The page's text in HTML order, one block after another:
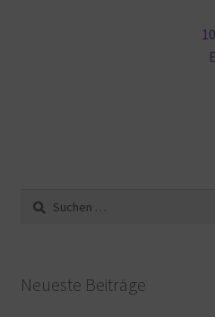
Suche
nach:
Neueste Beiträge